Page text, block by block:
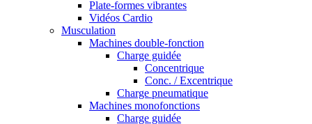
Plate-formes vibrantes
Vidéos Cardio
Musculation
Machines double-fonction
Charge guidée
Concentrique
Conc. / Excentrique
Charge pneumatique
Machines monofonctions
Charge guidée